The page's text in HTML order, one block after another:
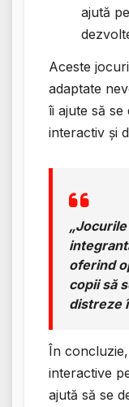
ajută
Aceste
adaptate
îi ajute să
interactiv și
oferind
copii să
distreze
În
interactive
ajută să se